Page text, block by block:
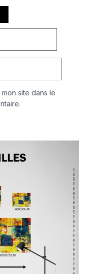
site dans le